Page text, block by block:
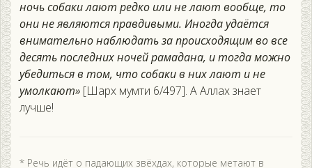
ночь собаки лают редко или не лают вообще, то
они не являются правдивыми. Иногда удаётся
внимательно наблюдать за происходящим во все
десять последних ночей рамадана, и тогда можно
убедиться в том, что собаки в них лают и не
умолкают» [Шарх мумти 6/497]. А Аллах знает
лучше!
* Речь идёт о падающих звёхдах, которые метают в